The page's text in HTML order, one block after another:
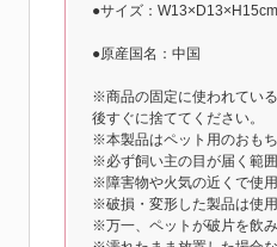
●サイズ：W13×D13×H15cm
●原産国名：中国
※商品の固定に使われてい
後すぐに捨ててください。
※本製品はペット用のおも
※必ず飼い主の目が届く範囲
※障害物や火気の近くで使用
※破損・変形した製品は使用
※万一、ペットが破片を飲